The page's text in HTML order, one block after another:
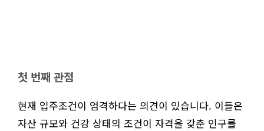
첫 번째 관점
현재 입주조건이 엄격하다는 의견이 있습니다. 이들은
자산 규모와 건강 상태의 조건이 자격을 갖춘 인구를